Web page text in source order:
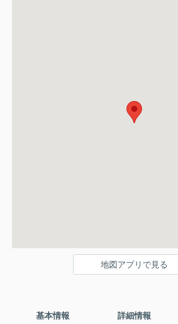
地図アプリで見る
基本情報 詳細情報